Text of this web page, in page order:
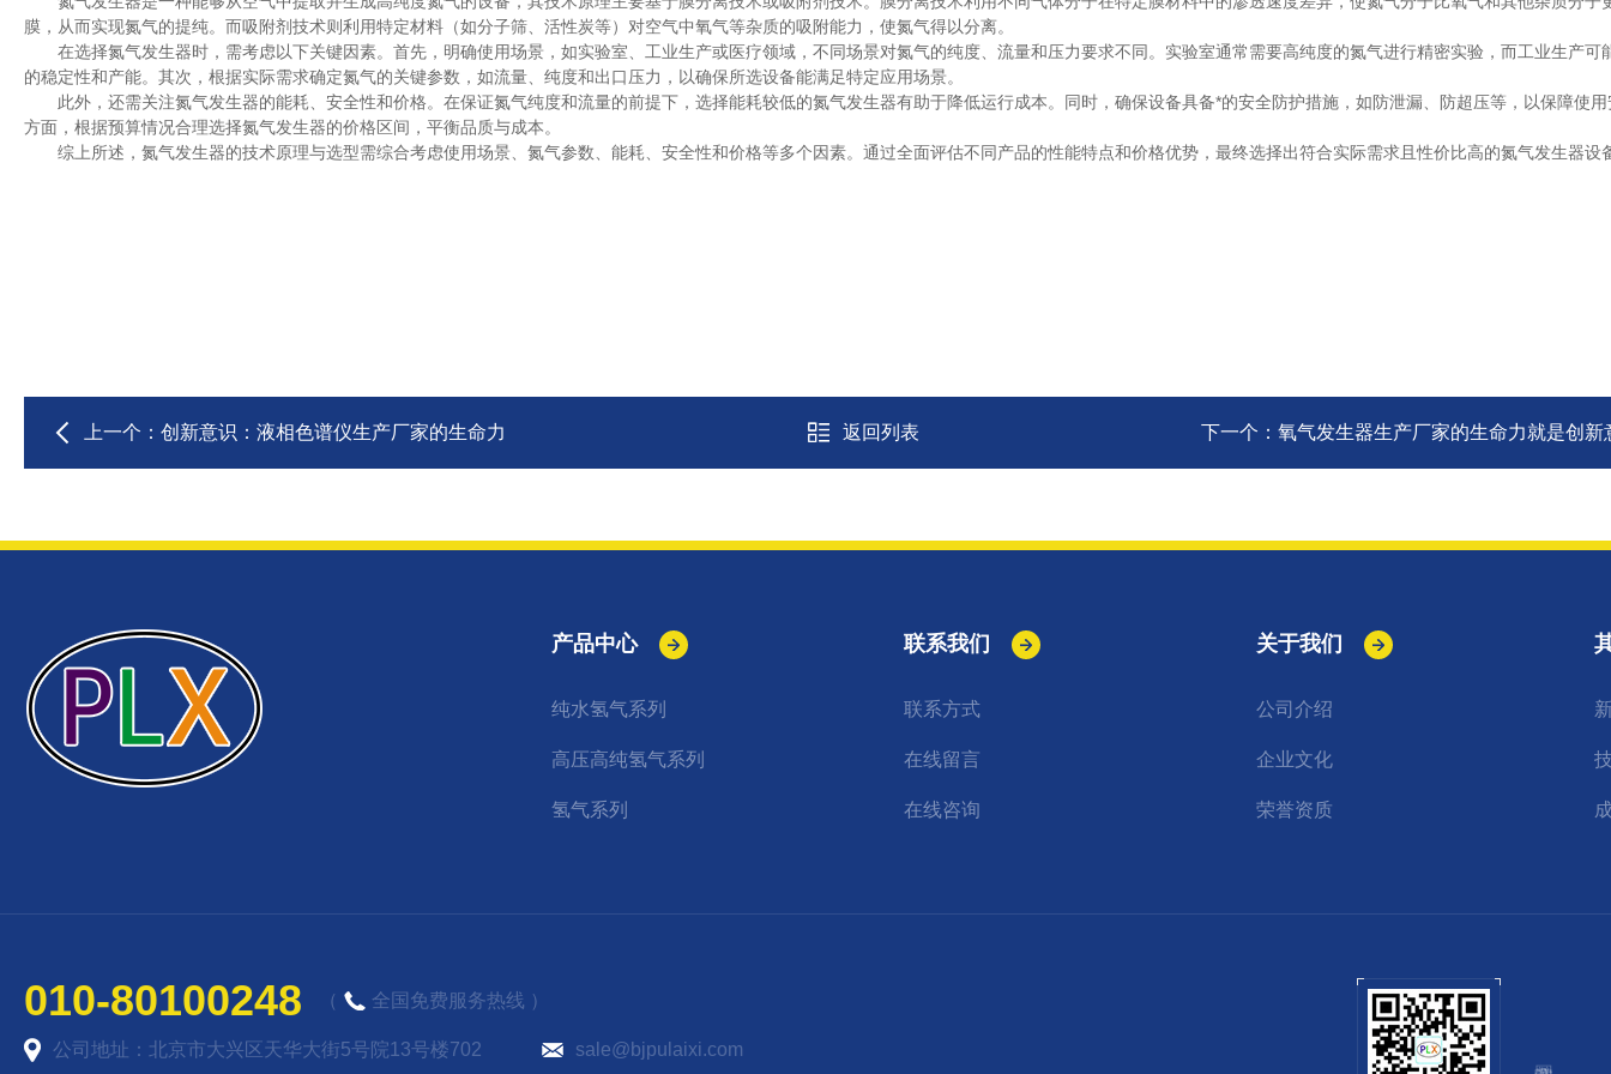
膜，从而实现氮气的提纯。而吸附剂技术则利用特定材料（如分子筛、活性炭等）对空气中氧气等杂质的吸附能力，使氮气得以分离。
在选择氮气发生器时，需考虑以下关键因素。首先，明确使用场景，如实验室、工业生产或医疗领域，不同场景对氮气的纯度、流量和压力要求不同。实验室通常需要高纯度的氮气进行精密实验，而工业生产可
的稳定性和产能。其次，根据实际需求确定氮气的关键参数，如流量、纯度和出口压力，以确保所选设备能满足特定应用场景。
此外，还需关注氮气发生器的能耗、安全性和价格。在保证氮气纯度和流量的前提下，选择能耗较低的氮气发生器有助于降低运行成本。同时，确保设备具备*的安全防护措施，如防泄漏、防超压等，以保障使用
方面，根据预算情况合理选择氮气发生器的价格区间，平衡品质与成本。
综上所述，氮气发生器的技术原理与选型需综合考虑使用场景、氮气参数、能耗、安全性和价格等多个因素。通过全面评估不同产品的性能特点和价格优势，最终选择出符合实际需求且性价比高的氮气发生器设
上一个： 创新意识：液相色谱仪生产厂家的生命力 返回列表 下一个： 氧气发生器生产厂家的生命力就是创新
产品中心
纯水氢气系列
高压高纯氢气系列
氢气系列
联系我们
联系方式
在线留言
在线咨询
关于我们
公司介绍
企业文化
荣誉资质
010-80100248 （ 全国免费服务热线 ）
公司地址：北京市大兴区天华大街5号院13号楼702 sale@bjpulaixi.com